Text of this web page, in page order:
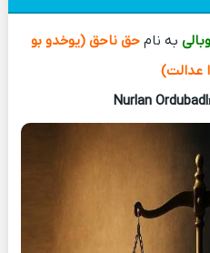
به نامحق ناحق (یوخدو بو
عدالت)
Nurlan